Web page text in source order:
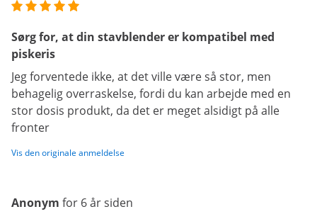
Sørg for, at din stavblender er kompatibel med
piskeris
Jeg forventede ikke, at det ville være så stor, men
behagelig overraskelse, fordi du kan arbejde med en
stor dosis produkt, da det er meget alsidigt på alle
fronter
Vis den originale anmeldelse
Anonym for 6 år siden